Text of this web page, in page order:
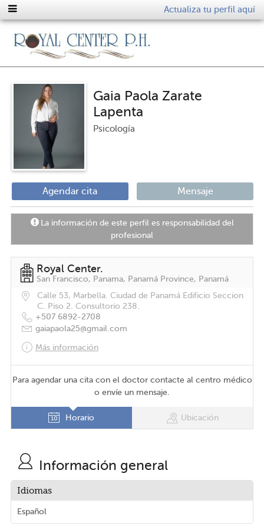
Actualiza tu perfil aquí
Gaia Paola Zarate
Lapenta
Psicología
Agendar cita Mensaje
La información de este perfil es responsabilidad del
profesional
Royal Center.
San Francisco, Panama, Panamá Province, Panamá
Calle 53, Marbella. Ciudad de Panamá Edificio Seccion
C. Piso 2. Consultorio 238.
+507 6892-2708
gaiapaola25@gmail.com
Más información
Para agendar una cita con el doctor contacte al centro médico
o envíe un mensaje.
Horario Ubicación
Información general
Idiomas
Español